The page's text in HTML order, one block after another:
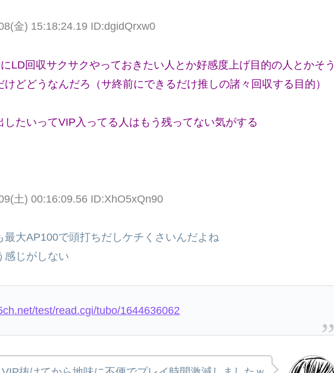
金) 15:18:24.19 ID:dgidQrxw0
LD回収サクサクやっておきたい人とか好感度上げ目的の人とかそう
どどうなんだろ（サ終前にできるだけ推しの諸々回収する目的）
たいってVIP入ってる人はもう残ってない気がする
土) 00:16:09.56 ID:XhO5xQn90
最大AP100で頭打ちだしケチくさいんだよね
感じがしない
test/read.cgi/tubo/1644636062